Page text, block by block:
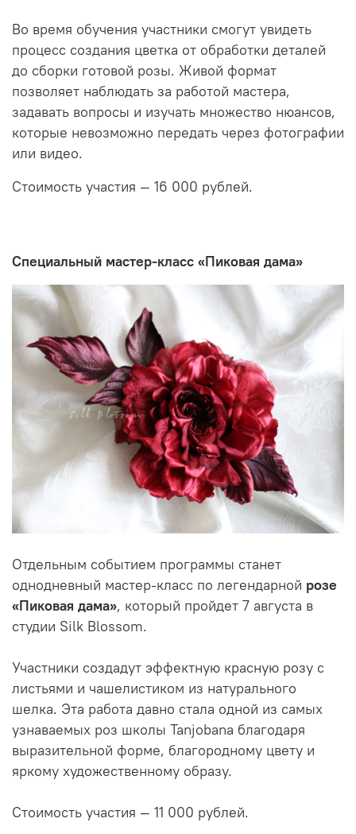
Во время обучения участники смогут увидеть
процесс создания цветка от обработки деталей
до сборки готовой розы. Живой формат
позволяет наблюдать за работой мастера,
задавать вопросы и изучать множество нюансов,
которые невозможно передать через фотографии
или видео.
Стоимость участия — 16 000 рублей.
Специальный мастер-класс «Пиковая дама»
Отдельным событием программы станет
однодневный мастер-класс по легендарной розе
«Пиковая дама», который пройдет 7 августа в
студии Silk Blossom.
Участники создадут эффектную красную розу с
листьями и чашелистиком из натурального
шелка. Эта работа давно стала одной из самых
узнаваемых роз школы Tanjobana благодаря
выразительной форме, благородному цвету и
яркому художественному образу.
Стоимость участия — 11 000 рублей.